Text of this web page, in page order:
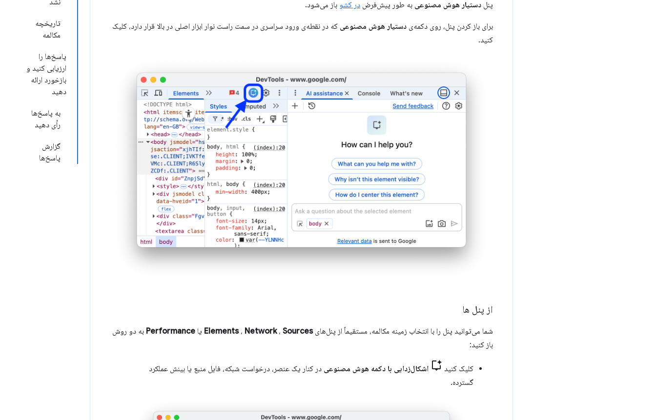
نشد
تاریخچه
مکالمه
پاسخ‌ها را
ارزیابی کنید و
بازخورد ارائه
دهید
به پاسخ‌ها
رأی دهید
گزارش
پاسخ‌ها
پنل دستیار هوش مصنوعی به طور پیش‌فرض در کشو باز می‌شود.
برای باز کردن پنل، روی دکمه‌ی دستیار هوش مصنوعی که در نقطه‌ی ورود سراسری در سمت راست نوار ابزار اصلی در بالا قرار دارد، کلیک
کنید.
از پنل ها
شما می‌توانید پنل را با انتخاب زمینه مکالمه، مستقیماً از پنل‌های Elements، Network، Sources یا Performance به دو روش
باز کنید:
کلیک کنید اشکال‌زدایی با دکمه هوش مصنوعی در کنار یک عنصر، درخواست شبکه، فایل منبع یا بینش عملکرد
گسترده.